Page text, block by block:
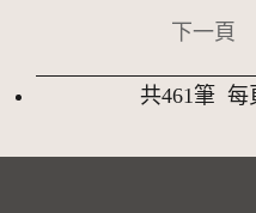
下一頁
共461筆 每